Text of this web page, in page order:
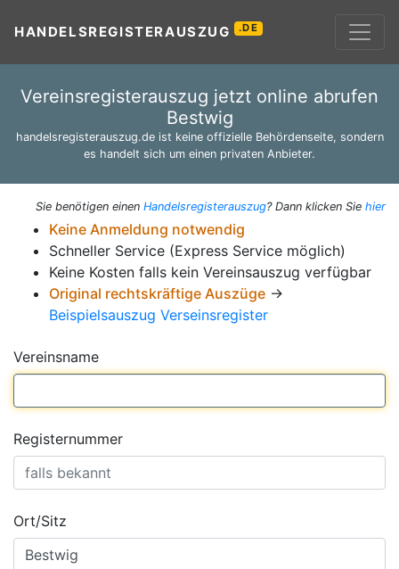
HANDELSREGISTERAUSZUG .DE
Vereinsregisterauszug jetzt online abrufen
Bestwig
handelsregisterauszug.de ist keine offizielle Behördenseite, sondern
es handelt sich um einen privaten Anbieter.
Sie benötigen einen Handelsregisterauszug? Dann klicken Sie hier
Keine Anmeldung notwendig
Schneller Service (Express Service möglich)
Keine Kosten falls kein Vereinsauszug verfügbar
Original rechtskräftige Auszüge →
Beispielsauszug Verseinsregister
Vereinsname
Registernummer
Ort/Sitz